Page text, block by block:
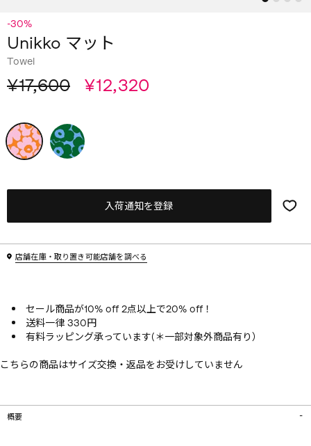
-30%
Unikko マット
Towel
¥17,600 ¥12,320
入荷通知を登録
店舗在庫・取り置き可能店舗を調べる
セール商品が10% off 2点以上で20% off！
送料一律 330円
有料ラッピング承っています(＊一部対象外商品有り）
こちらの商品はサイズ交換・返品をお受けしていません
概要